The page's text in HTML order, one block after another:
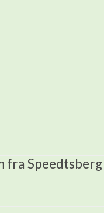
fra Speedtsberg